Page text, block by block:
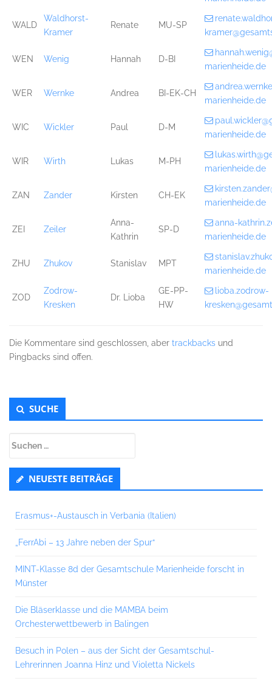
WALD
Waldhorst-
Kramer
Renate MU-SP
WEN Wenig Hannah D-BI
marienheide.de
WER Wernke Andrea BI-EK-CH
marienheide.de
WIC Wickler Paul D-M
marienheide.de
WIR Wirth Lukas M-PH
marienheide.de
ZAN Zander Kirsten CH-EK
marienheide.de
ZEI Zeiler
Anna-
Kathrin
SP-D
anna-
marienheide.de
ZHU Zhukov Stanislav MPT
marienheide.de
ZOD
Zodrow-
Kresken
Dr. Lioba
GE-PP-
HW
lioba.zodrow-
Die Kommentare sind geschlossen, aber trackbacks und
Pingbacks sind offen.
Untergeordnet
Seitenleiste
SUCHE
NEUESTE BEITRÄGE
Erasmus+-Austausch in Verbania (Italien)
„FerrAbi – 13 Jahre neben der Spur“
MINT-Klasse 8d der Gesamtschule Marienheide forscht in
Münster
Die Bläserklasse und die MAMBA beim
Orchesterwettbewerb in Balingen
Besuch in Polen – aus der Sicht der Gesamtschul-
Lehrerinnen Joanna Hinz und Violetta Nickels